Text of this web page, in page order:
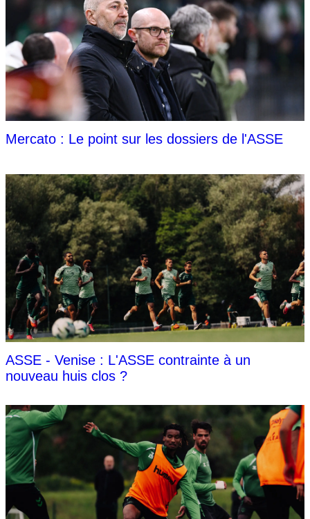
Mercato : Le point sur les dossiers de l'ASSE
ASSE - Venise : L'ASSE contrainte à un
nouveau huis clos ?